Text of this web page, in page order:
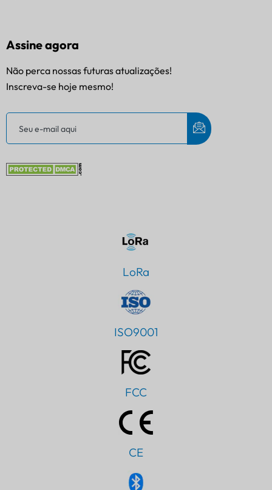
Assine agora
Não perca nossas futuras atualizações!
Inscreva-se hoje mesmo!
LoRa
ISO9001
FCC
CE